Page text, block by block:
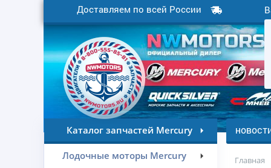
Доставляем по всей России
Каталог запчастей Mercury
Лодочные моторы Mercury
Главная